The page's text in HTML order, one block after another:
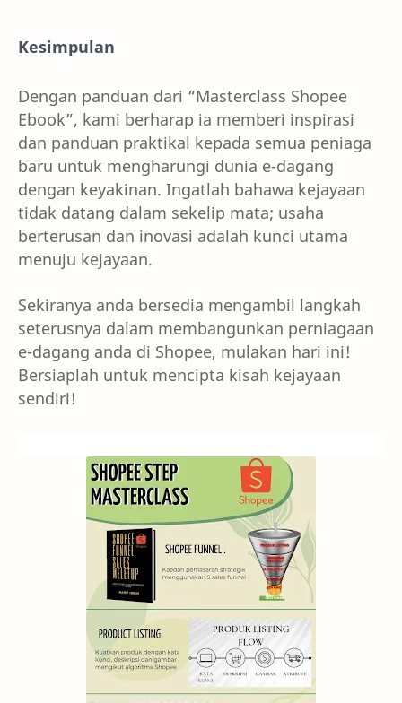
Kesimpulan
Dengan panduan dari “Masterclass Shopee
Ebook”, kami berharap ia memberi inspirasi
dan panduan praktikal kepada semua peniaga
baru untuk mengharungi dunia e-dagang
dengan keyakinan. Ingatlah bahawa kejayaan
tidak datang dalam sekelip mata; usaha
berterusan dan inovasi adalah kunci utama
menuju kejayaan.
Sekiranya anda bersedia mengambil langkah
seterusnya dalam membangunkan perniagaan
e-dagang anda di Shopee, mulakan hari ini!
Bersiaplah untuk mencipta kisah kejayaan
sendiri!